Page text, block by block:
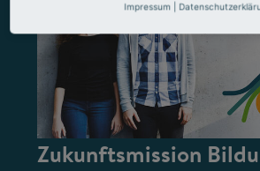
Zukunftsmission
Impressum